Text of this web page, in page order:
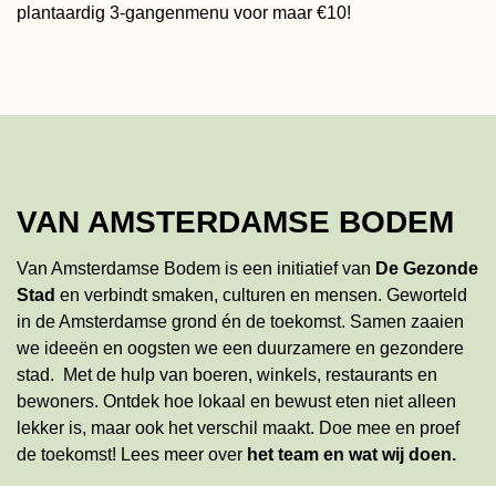
plantaardig 3-gangenmenu voor maar €10!
VAN AMSTERDAMSE BODEM
Van Amsterdamse Bodem is een initiatief van De Gezonde
Stad en verbindt smaken, culturen en mensen. Geworteld
in de Amsterdamse grond én de toekomst. Samen zaaien
we ideeën en oogsten we een duurzamere en gezondere
stad. Met de hulp van boeren, winkels, restaurants en
bewoners. Ontdek hoe lokaal en bewust eten niet alleen
lekker is, maar ook het verschil maakt. Doe mee en proef
de toekomst! Lees meer over het team en wat wij doen.